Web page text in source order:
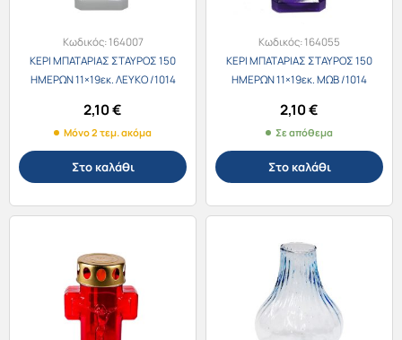
Κωδικός:164007
ΚΕΡΙ ΜΠΑΤΑΡΙΑΣ ΣΤΑΥΡΟΣ 150
ΗΜΕΡΩΝ 11×19εκ. ΛΕΥΚΟ /1014
2,10€
Μόνο 2 τεμ. ακόμα
Στο καλάθι
Κωδικός:164055
ΚΕΡΙ ΜΠΑΤΑΡΙΑΣ ΣΤΑΥΡΟΣ 150
ΗΜΕΡΩΝ 11×19εκ. ΜΩΒ /1014
2,10€
Σε απόθεμα
Στο καλάθι